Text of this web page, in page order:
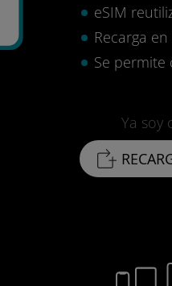
eSIM
Recarga
Se permite
Ya soy